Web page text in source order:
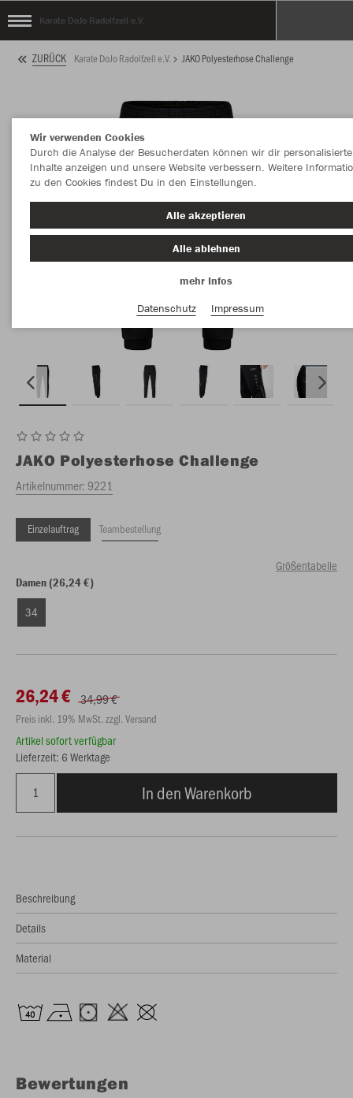
Karate DoJo Radolfzell e.V.
ZURÜCK Karate DoJo Radolfzell e.V. JAKO Polyesterhose Challenge
JAKO Polyesterhose Challenge
Artikelnummer:9221
Einzelauftrag Teambestellung
Größentabelle
Damen (26,24 €)
34
26,24 € 34,99 €
Preis inkl. 19% MwSt. zzgl. Versand
Artikel sofort verfügbar
Lieferzeit: 6 Werktage
In den Warenkorb
Beschreibung
Details
Material
Bewertungen
Wir verwenden Cookies
Durch die Analyse der Besucherdaten können wir dir personalisierte
Inhalte anzeigen und unsere Website verbessern. Weitere
zu den Cookies findest Du in den Einstellungen.
Alle akzeptieren
Alle ablehnen
mehr Infos
Datenschutz
Impressum